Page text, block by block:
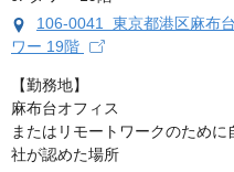
106-0041 東京都港区麻布
ワー 19階
【勤務地】
麻布台オフィス
またはリモートワークのため
社が認めた場所